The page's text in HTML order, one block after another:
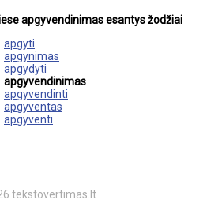
apgyvendinimas esantys žodžiai
apgyti
apgynimas
apgydyti
apgyvendinimas
apgyvendinti
apgyventas
apgyventi
tekstovertimas.lt